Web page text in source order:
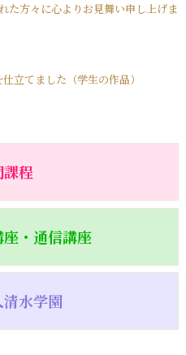
た方々に心よりお見舞い申し上げま
立てました（学生の作品）
程
・通信講座
水学園